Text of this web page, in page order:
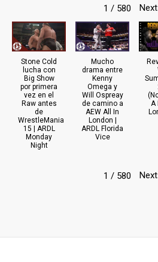
1 / 580 Next
Stone Cold
lucha con
Big Show
por primera
vez en el
Raw antes
de
WrestleMania
15 | ARDL
Monday
Night
Mucho
drama entre
Kenny
Omega y
Will Ospreay
de camino a
AEW All In
London |
ARDL Florida
Vice
A
1 / 580 Next